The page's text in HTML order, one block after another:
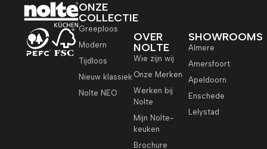
ONZE
COLLECTIE
Greeploos
Modern
Tijdloos
Nieuw klassiek
Nolte NEO
OVER
NOLTE
Wie zijn wij
Onze Merken
Werken bij
Nolte
Mijn Nolte-
keuken
Brochure
SHOWROOMS
Almere
Amersfoort
Apeldoorn
Enschede
Lelystad